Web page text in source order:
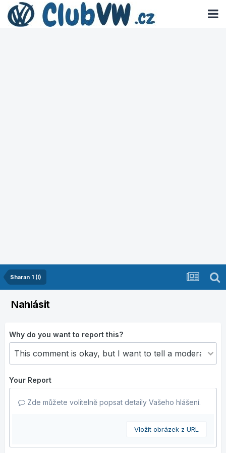
Sharan 1 (I)
Nahlásit
Why do you want to report this?
Your Report
Zde můžete volitelně popsat detaily Vašeho hlášení.
Vložit obrázek z URL